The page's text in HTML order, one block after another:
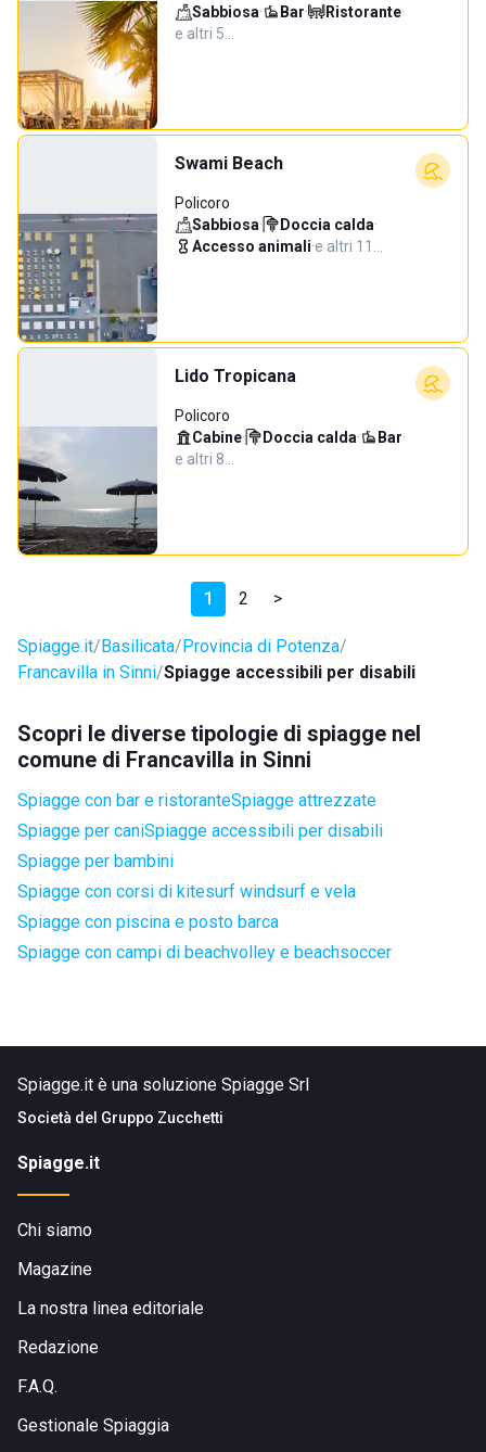
Sabbiosa· Bar· Ristorante·
e altri 5…
Swami Beach
Policoro
Sabbiosa· Doccia calda·
Accesso animali·e altri 11…
Lido Tropicana
Policoro
Cabine· Doccia calda· Bar·
e altri 8…
1 2 >
Spiagge.it Basilicata Provincia di Potenza
Francavilla in Sinni Spiagge accessibili per disabili
Scopri le diverse tipologie di spiagge nel
comune di Francavilla in Sinni
Spiagge con bar e ristoranteSpiagge attrezzate
Spiagge per caniSpiagge accessibili per disabili
Spiagge per bambini
Spiagge con corsi di kitesurf windsurf e vela
Spiagge con piscina e posto barca
Spiagge con campi di beachvolley e beachsoccer
Spiagge.it è una soluzione Spiagge Srl
Società del Gruppo Zucchetti
Spiagge.it
Chi siamo
Magazine
La nostra linea editoriale
Redazione
F.A.Q.
Gestionale Spiaggia